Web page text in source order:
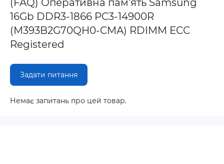
(FAQ) Оперативна пам'ять Samsung
16Gb DDR3-1866 PC3-14900R
(M393B2G70QH0-CMA) RDIMM ECC
Registered
Задати питання
Немає запитань про цей товар.